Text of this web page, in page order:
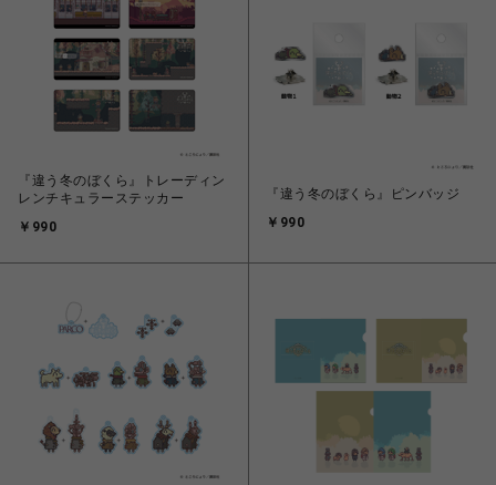
『違う冬のぼくら』トレーディン
レンチキュラーステッカー
￥990
『違う冬のぼくら』ピンバッジ
￥990